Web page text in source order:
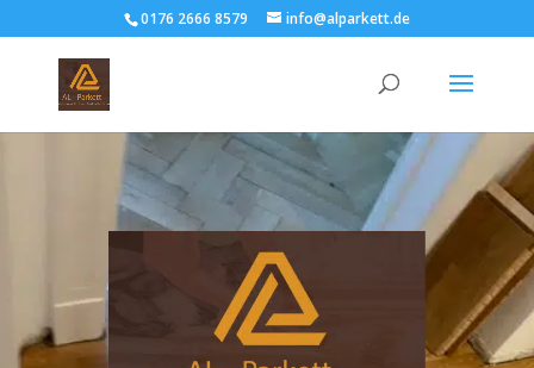
0176 2666 8579 info@alparkett.de